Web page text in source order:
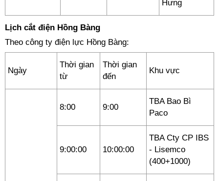
Hưng
Lịch cắt điện Hồng Bàng
Theo công ty điện lực Hồng Bàng:
Ngày
Thời gian
từ
Thời gian
đến
Khu vực
8:00 9:00
TBA Bao Bì
Paco
9:00:00 10:00:00
TBA Cty CP IBS
- Lisemco
(400+1000)